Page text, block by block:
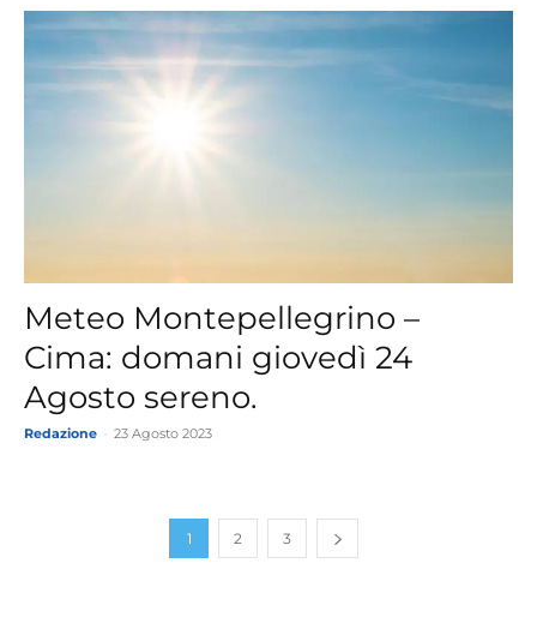
Meteo Montepellegrino –
Cima: domani giovedì 24
Agosto sereno.
Redazione 23 Agosto 2023
1 2 3